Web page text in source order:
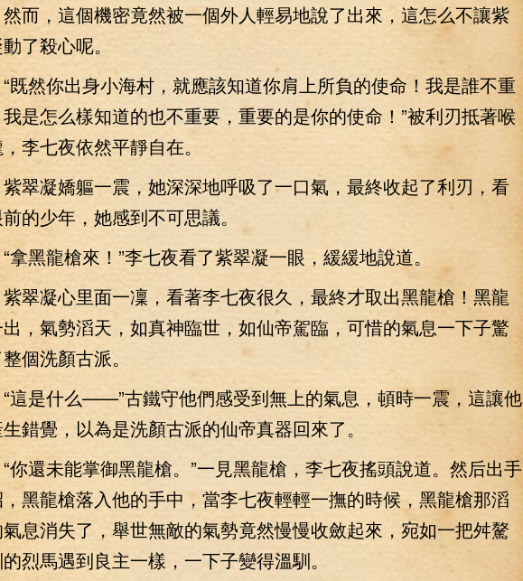
，這個機密竟然被一個外人輕易地說了出來，這怎么不讓紫
了殺心呢。
你出身小海村，就應該知道你肩上所負的使命！我是誰不重
是怎么樣知道的也不重要，重要的是你的使命！”被利刃抵著喉
李七夜依然平靜自在。
凝嬌軀一震，她深深地呼吸了一口氣，最終收起了利刃，看
的少年，她感到不可思議。
黑龍槍來！”李七夜看了紫翠凝一眼，緩緩地說道。
凝心里面一凜，看著李七夜很久，最終才取出黑龍槍！黑龍
，氣勢滔天，如真神臨世，如仙帝駕臨，可惜的氣息一下子驚
個洗顏古派。
是什么——”古鐵守他們感受到無上的氣息，頓時一震，這讓他
錯覺，以為是洗顏古派的仙帝真器回來了。
未能掌御黑龍槍。”一見黑龍槍，李七夜搖頭說道。然后出手
黑龍槍落入他的手中，當李七夜輕輕一撫的時候，黑龍槍那滔
息消失了，舉世無敵的氣勢竟然慢慢收斂起來，宛如一把舛驁
烈馬遇到良主一樣，一下子變得溫馴。